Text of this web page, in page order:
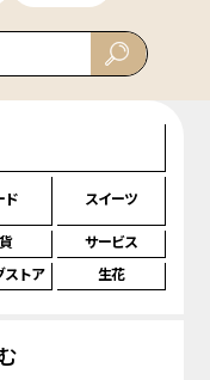
ド スイーツ
サービス
ストア 生花